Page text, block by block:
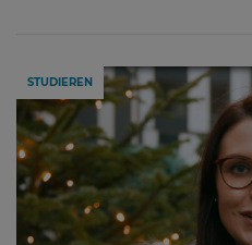
STUDIEREN